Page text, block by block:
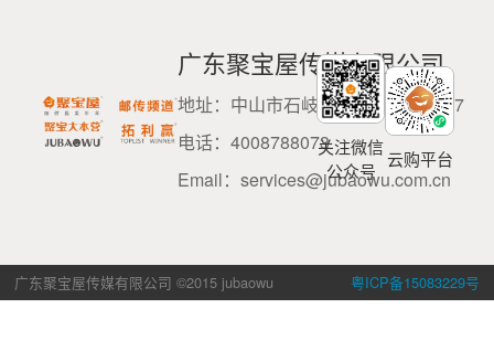
广东聚宝屋传媒有限公司
地址：中山市石岐区民科西路3号207
电话：4008788073
Email：services@jubaowu.com.cn
关注微信
公众号
云购平台
广东聚宝屋传媒有限公司 ©2015 jubaowu 粤ICP备15083229号